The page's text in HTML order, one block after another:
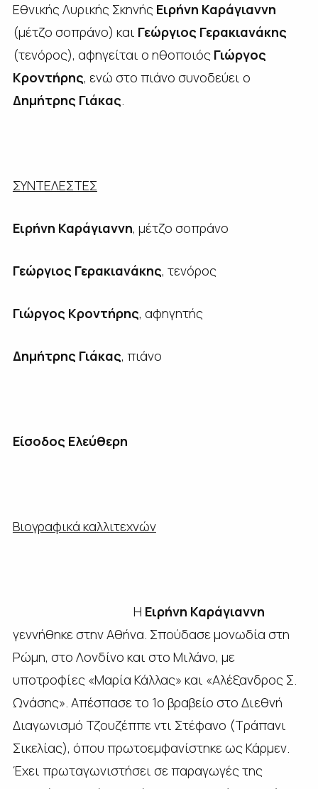
Εθνικής Λυρικής Σκηνής Ειρήνη Καράγιαννη
(μέτζο σοπράνο) και Γεώργιος Γερακιανάκης
(τενόρος), αφηγείται ο ηθοποιός Γιώργος
Κροντήρης, ενώ στο πιάνο συνοδεύει ο
Δημήτρης Γιάκας.
ΣΥΝΤΕΛΕΣΤΕΣ
Ειρήνη Καράγιαννη, μέτζο σοπράνο
Γεώργιος Γερακιανάκης, τενόρος
Γιώργος Κροντήρης, αφηγητής
Δημήτρης Γιάκας, πιάνο
Είσοδος Ελεύθερη
Βιογραφικά καλλιτεχνών
Η Ειρήνη Καράγιαννη
γεννήθηκε στην Αθήνα. Σπούδασε μονωδία στη
Ρώμη, στο Λονδίνο και στο Μιλάνο, με
υποτροφίες «Μαρία Κάλλας» και «Αλέξανδρος Σ.
Ωνάσης». Απέσπασε το 1ο βραβείο στο Διεθνή
Διαγωνισμό Τζουζέππε ντι Στέφανο (Τράπανι
Σικελίας), όπου πρωτοεμφανίστηκε ως Κάρμεν.
Έχει πρωταγωνιστήσει σε παραγωγές της